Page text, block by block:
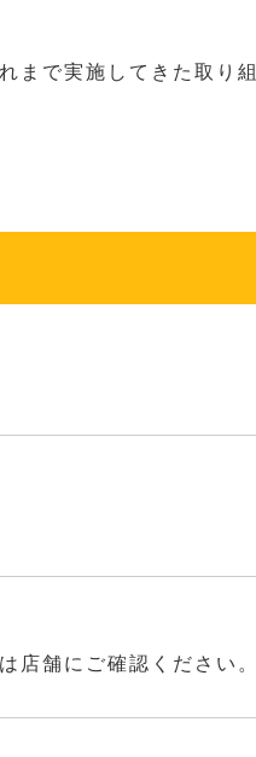
まで実施してきた取り
店舗にご確認ください。